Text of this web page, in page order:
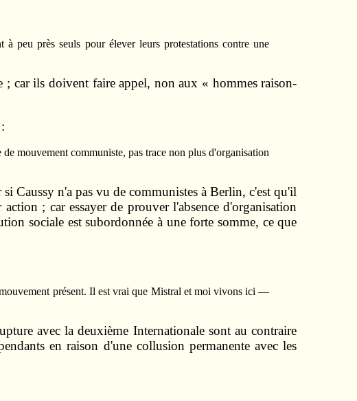
peu près seuls pour élever leurs protestations contre une
; car ils doivent faire appel, non aux « hommes raison­
mouvement communiste, pas trace non plus d'organisation
Caussy n'a pas vu de communistes à Berlin, c'est qu'il
; car essayer de prouver l'absence d'orga­nisation
sociale est subordonnée à une forte somme, ce que
présent. Il est vrai que Mistral et moi vivons ici —
avec la deuxième Internationale sont au contraire
en raison d'une collusion permanente avec les